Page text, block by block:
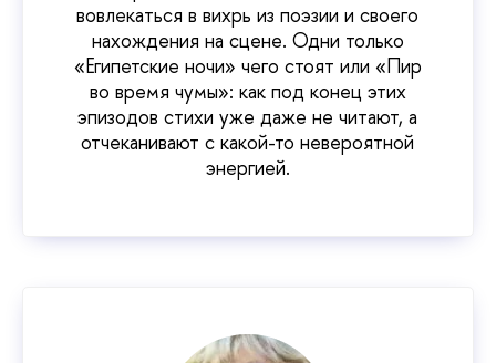
вовлекаться в вихрь из поэзии и своего
нахождения на сцене. Одни только
«Египетские ночи» чего стоят или «Пир
во время чумы»: как под конец этих
эпизодов стихи уже даже не читают, а
отчеканивают с какой-то невероятной
энергией.